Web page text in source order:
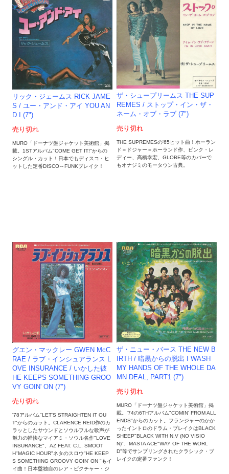
リック・ジェームス RICK JAME
S / ユー・アンド・アイ YOU AN
D I (7")
売り切れ
MURO「ドーナツ盤ジャケット美術館」掲
載。1STアルバム"COME GET IT!"からの
シングル・カット！日本でもディスコ・ヒ
ットした定番DISCO～FUNKブレイク！
ザ・シュープリームス THE SUP
REMES / ストップ・イン・ザ・
ネーム・オブ・ラブ (7")
売り切れ
THE SUPREMESの'65ヒット曲！ホーラン
ド＝ドジャー＝ホーランド作、ピンク・レ
ディー、高橋幸宏、GLOBE等のカバーで
もオナジミのモータウン古典。
グエン・マックレー GWEN McC
RAE / ラブ・インシュアランス L
OVE INSURANCE / いかした彼
HE KEEPS SOMETHING GROO
VY GOIN' ON (7")
売り切れ
'78アルバム"LET'S STRAIGHTEN IT OU
T"からのカット。CLARENCE REID作のカ
ラッとしたサウンドとソウルフルな歌声が
魅力の軽快なマイアミ・ソウル名作"LOVE
INSURANCE"、AZ FEAT. C.L. SMOOT
H"MAGIC HOUR"ネタのスロウ"HE KEEP
S SOMETHING GROOVY GOIN' ON "もイ
イ曲！日本盤独自のレア・ピクチャー・ジ
ザ・ニュー・バース THE NEW B
IRTH / 暗黒からの脱出 I WASH
MY HANDS OF THE WHOLE DA
MN DEAL, PART1 (7")
売り切れ
MURO「ドーナツ盤ジャケット美術館」掲
載。'74の6THアルバム"COMIN' FROM ALL
ENDS"からのカット。フランジャーのかか
ったイントロのドラム・ブレイクはBLACK
SHEEP"BLACK WITH N.V (NO VISIO
N)"、MASTA ACE"WAY OF THE WORL
D"等でサンプリングされたクラシック・ブ
レイクの定番ファンク！